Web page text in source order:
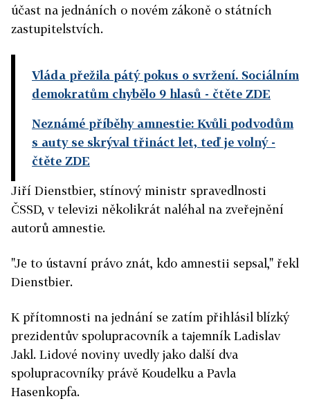
účast na jednáních o novém zákoně o státních
zastupitelstvích.
Vláda přežila pátý pokus o svržení. Sociálním
demokratům chybělo 9 hlasů - čtěte ZDE
Neznámé příběhy amnestie: Kvůli podvodům
s auty se skrýval třináct let, teď je volný-
čtěte ZDE
Jiří Dienstbier, stínový ministr spravedlnosti
ČSSD, v televizi několikrát naléhal na zveřejnění
autorů amnestie.
"Je to ústavní právo znát, kdo amnestii sepsal," řekl
Dienstbier.
K přítomnosti na jednání se zatím přihlásil blízký
prezidentův spolupracovník a tajemník Ladislav
Jakl. Lidové noviny uvedly jako další dva
spolupracovníky právě Koudelku a Pavla
Hasenkopfa.